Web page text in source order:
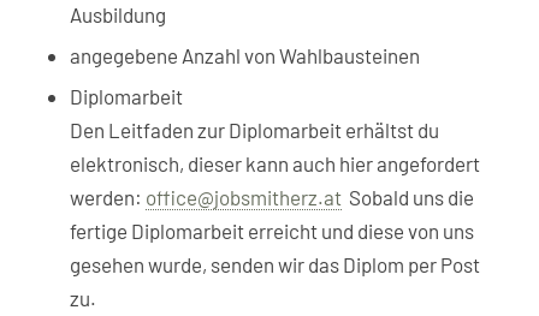
Ausbildung
angegebene Anzahl von Wahlbausteinen
Diplomarbeit
Den Leitfaden zur Diplomarbeit erhältst du
elektronisch, dieser kann auch hier angefordert
werden: office@jobsmitherz.atSobald uns die
fertige Diplomarbeit erreicht und diese von uns
gesehen wurde, senden wir das Diplom per Post
zu.